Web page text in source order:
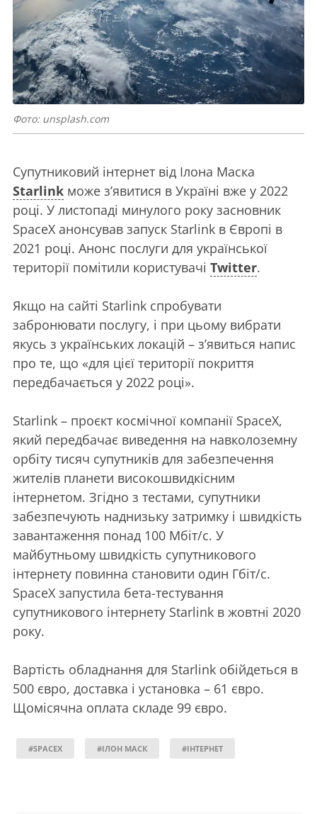
Фото: unsplash.com
Супутниковий інтернет від Ілона Маска
Starlink може з’явитися в Україні вже у 2022
році. У листопаді минулого року засновник
SpaceX анонсував запуск Starlink в Європі в
2021 році. Анонс послуги для української
території помітили користувачі Twitter.
Якщо на сайті Starlink спробувати
забронювати послугу, і при цьому вибрати
якусь з українських локацій – з’явиться напис
про те, що «для цієї території покриття
передбачається у 2022 році».
Starlink – проєкт космічної компанії SpaceX,
який передбачає виведення на навколоземну
орбіту тисяч супутників для забезпечення
жителів планети високошвидкісним
інтернетом. Згідно з тестами, супутники
забезпечують наднизьку затримку і швидкість
завантаження понад 100 Мбіт/с. У
майбутньому швидкість супутникового
інтернету повинна становити один Гбіт/с.
SpaceX запустила бета-тестування
супутникового інтернету Starlink в жовтні 2020
року.
Вартість обладнання для Starlink обійдеться в
500 євро, доставка і установка – 61 євро.
Щомісячна оплата складе 99 євро.
#SPACEX #ІЛОН МАСК #ІНТЕРНЕТ